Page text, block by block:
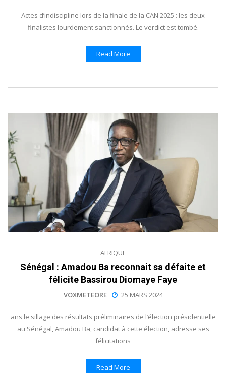
Actes d’indiscipline lors de la finale de la CAN 2025 : les deux
finalistes lourdement sanctionnés. Le verdict est tombé.
Read More
AFRIQUE
Sénégal : Amadou Ba reconnait sa défaite et
félicite Bassirou Diomaye Faye
VOXMETEORE 25 MARS 2024
ans le sillage des résultats préliminaires de l’élection présidentielle
au Sénégal, Amadou Ba, candidat à cette élection, adresse ses
félicitations
Read More